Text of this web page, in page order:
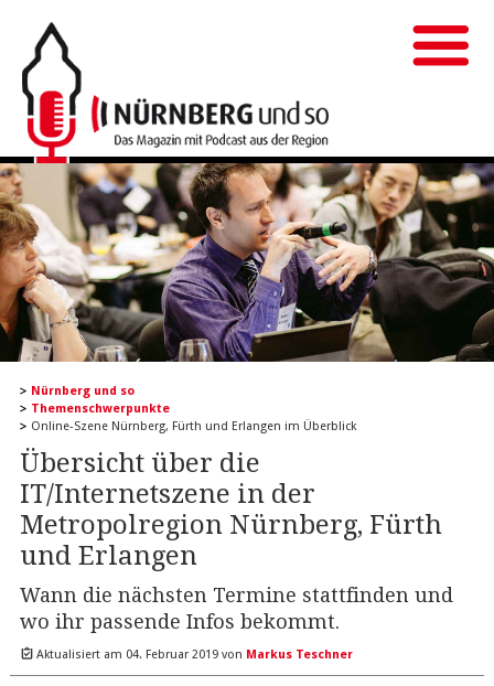
Nürnberg und so
Themenschwerpunkte
Online-Szene Nürnberg, Fürth und Erlangen im Überblick
Übersicht über die
IT/Internetszene in der
Metropolregion Nürnberg, Fürth
und Erlangen
Wann die nächsten Termine stattfinden und
wo ihr passende Infos bekommt.
Aktualisiert am 04. Februar 2019von Markus Teschner